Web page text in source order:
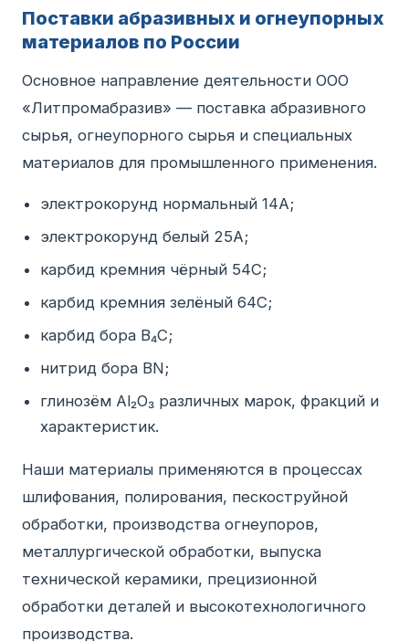
Поставки абразивных и огнеупорных
материалов по России
Основное направление деятельности ООО
«Литпромабразив» — поставка абразивного
сырья, огнеупорного сырья и специальных
материалов для промышленного применения.
электрокорунд нормальный 14А;
электрокорунд белый 25А;
карбид кремния чёрный 54С;
карбид кремния зелёный 64С;
карбид бора B₄C;
нитрид бора BN;
глинозём Al₂O₃ различных марок, фракций и
характеристик.
Наши материалы применяются в процессах
шлифования, полирования, пескоструйной
обработки, производства огнеупоров,
металлургической обработки, выпуска
технической керамики, прецизионной
обработки деталей и высокотехнологичного
производства.